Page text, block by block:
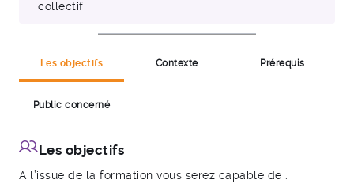
collectif
Les objectifs Contexte Prérequis
Public concerné
Les objectifs
A l’issue de la formation vous serez capable de :